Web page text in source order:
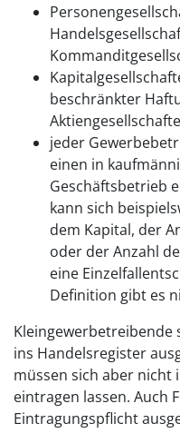
beschränkter
jeder
einen in
Geschäftsbetrieb
kann sich
dem Kapital, der
oder der Anzahl
eine
Definition gibt es
ins Handelsregister
müssen sich aber nicht
eintragen lassen. Auch
Eintragungspflicht